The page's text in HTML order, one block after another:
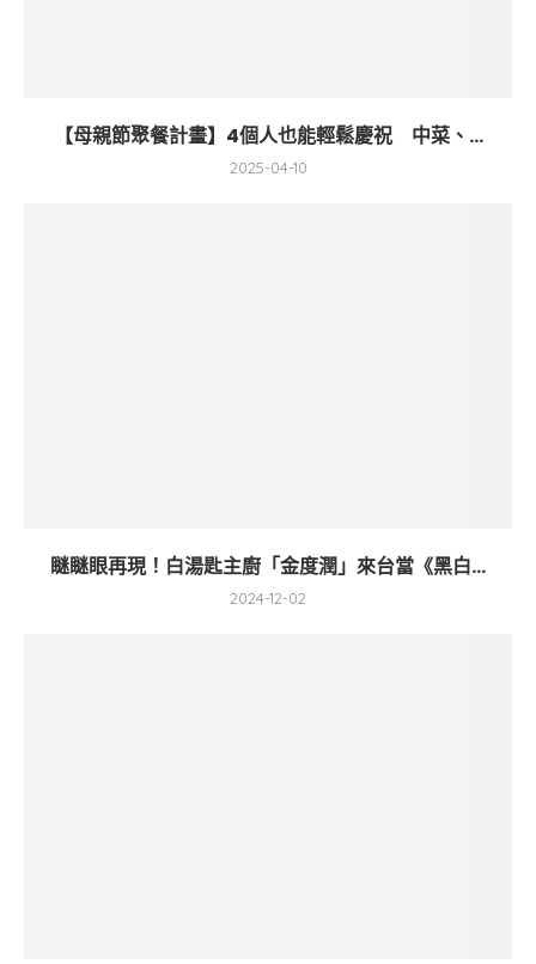
【母親節聚餐計畫】4個人也能輕鬆慶祝 中菜、...
2025-04-10
瞇瞇眼再現！白湯匙主廚「金度潤」來台當《黑白...
2024-12-02